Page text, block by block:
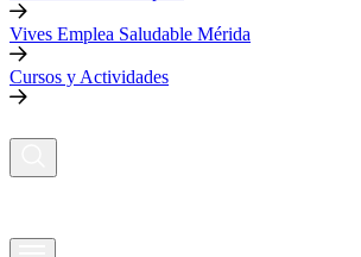
Vives Emplea Saludable Mérida
Cursos y Actividades